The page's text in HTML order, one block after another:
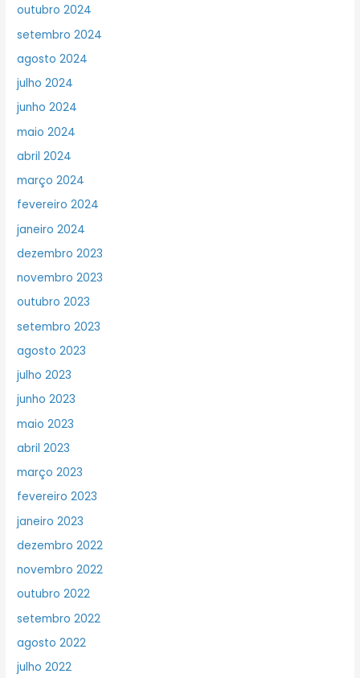
outubro 2024
setembro 2024
agosto 2024
julho 2024
junho 2024
maio 2024
abril 2024
março 2024
fevereiro 2024
janeiro 2024
dezembro 2023
novembro 2023
outubro 2023
setembro 2023
agosto 2023
julho 2023
junho 2023
maio 2023
abril 2023
março 2023
fevereiro 2023
janeiro 2023
dezembro 2022
novembro 2022
outubro 2022
setembro 2022
agosto 2022
julho 2022